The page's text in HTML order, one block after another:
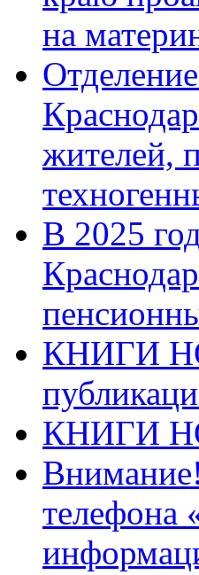
на
жителей,
В 2025
КНИГИ
КНИГИ
телефона